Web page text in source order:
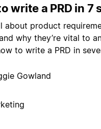
write a PRD in 7
about product
why they’re vital to
to write a PRD in
Gowland